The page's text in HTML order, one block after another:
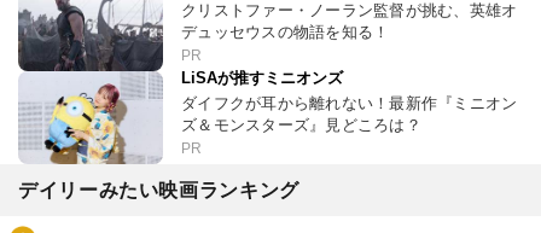
クリストファー・ノーラン監督が挑む、英雄オ
デュッセウスの物語を知る！
PR
LiSAが推すミニオンズ
ダイフクが耳から離れない！最新作『ミニオン
ズ＆モンスターズ』見どころは？
PR
デイリーみたい映画ランキング